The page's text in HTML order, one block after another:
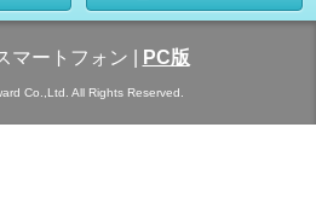
マートフォン PC版
Co.,Ltd. All Rights Reserved.